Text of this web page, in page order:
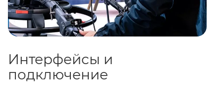
Интерфейсы и
подключение